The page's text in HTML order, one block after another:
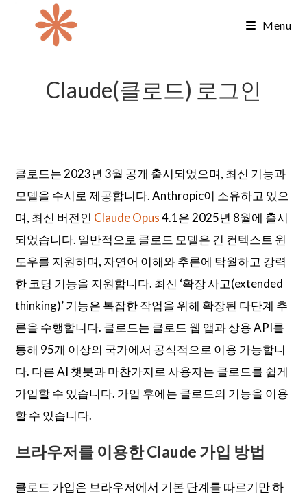
Menu
Claude(클로드) 로그인
클로드는 2023년 3월 공개 출시되었으며, 최신 기능과
모델을 수시로 제공합니다. Anthropic이 소유하고 있으
며, 최신 버전인 Claude Opus4.1은 2025년 8월에 출시
되었습니다. 일반적으로 클로드 모델은 긴 컨텍스트 윈
도우를 지원하며, 자연어 이해와 추론에 탁월하고 강력
한 코딩 기능을 지원합니다. 최신 ‘확장 사고(extended
thinking)’ 기능은 복잡한 작업을 위해 확장된 다단계 추
론을 수행합니다. 클로드는 클로드 웹 앱과 상용 API를
통해 95개 이상의 국가에서 공식적으로 이용 가능합니
다. 다른 AI 챗봇과 마찬가지로 사용자는 클로드를 쉽게
가입할 수 있습니다. 가입 후에는 클로드의 기능을 이용
할 수 있습니다.
브라우저를 이용한 Claude 가입 방법
클로드 가입은 브라우저에서 기본 단계를 따르기만 하